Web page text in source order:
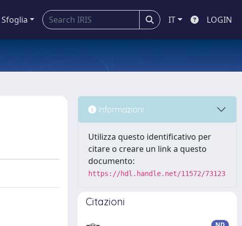
Sfoglia IT LOGIN
Informazioni
Utilizza questo identificativo per
citare o creare un link a questo
documento:
https://hdl.handle.net/11572/73123
Citazioni